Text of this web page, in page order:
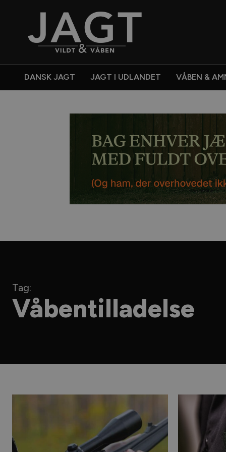
DANSK JAGT JAGT I UDLANDET VÅBEN &
Tag:
Våbentilladelse